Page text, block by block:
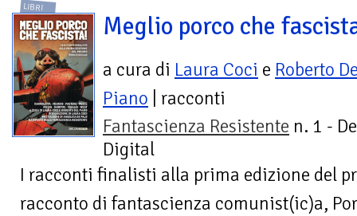
LIBRI
Meglio porco che
a cura di Laura Coci e Roberto
Piano | racconti
Fantascienza Resistente n. 1 -
Digital
I racconti finalisti alla prima edizione del
racconto di fantascienza comunist(ic)a,